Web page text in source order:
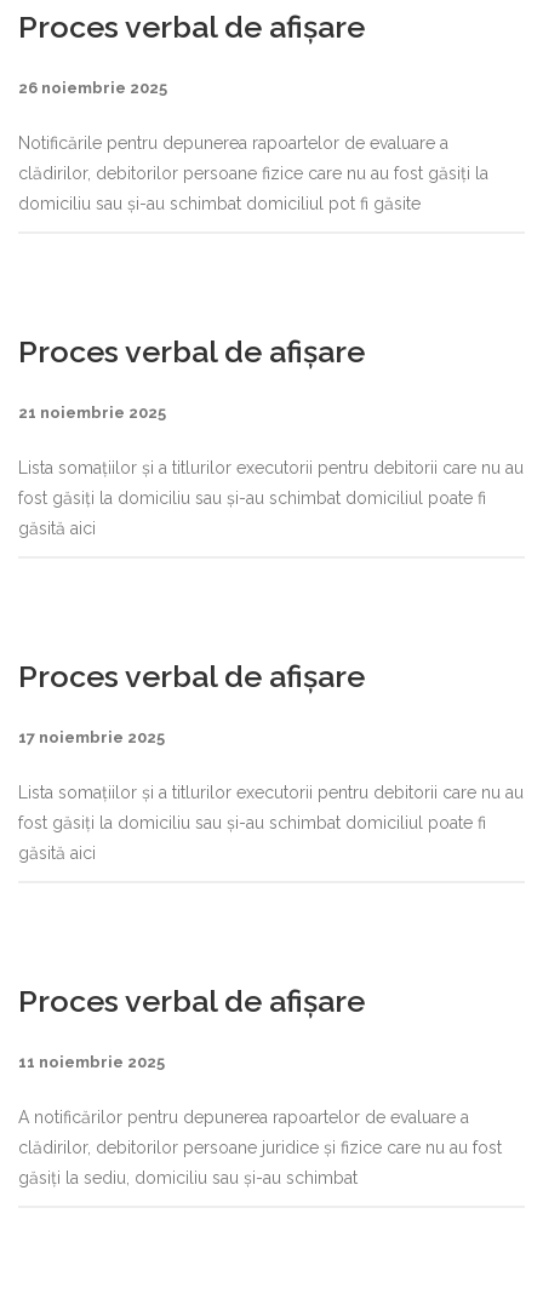
Proces verbal de afișare
26 noiembrie 2025
Notificările pentru depunerea rapoartelor de evaluare a
clădirilor, debitorilor persoane fizice care nu au fost găsiți la
domiciliu sau și-au schimbat domiciliul pot fi găsite
Proces verbal de afișare
21 noiembrie 2025
Lista somațiilor și a titlurilor executorii pentru debitorii care nu au
fost găsiți la domiciliu sau și-au schimbat domiciliul poate fi
găsită aici
Proces verbal de afișare
17 noiembrie 2025
Lista somațiilor și a titlurilor executorii pentru debitorii care nu au
fost găsiți la domiciliu sau și-au schimbat domiciliul poate fi
găsită aici
Proces verbal de afișare
11 noiembrie 2025
A notificărilor pentru depunerea rapoartelor de evaluare a
clădirilor, debitorilor persoane juridice și fizice care nu au fost
găsiți la sediu, domiciliu sau și-au schimbat